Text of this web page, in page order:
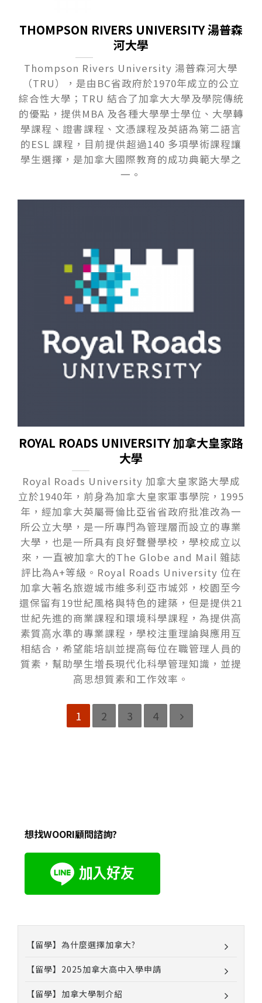
THOMPSON RIVERS UNIVERSITY 湯普森
河大學
Thompson Rivers University 湯普森河大學
（TRU），是由BC省政府於1970年成立的公立
綜合性⼤學；TRU 結合了加拿⼤⼤學及學院傳統
的優點，提供MBA 及各種⼤學學⼠學位、⼤學轉
學課程、證書課程、⽂憑課程及英語為第⼆語⾔
的ESL 課程，⽬前提供超過140 多項學術課程讓
學⽣選擇，是加拿⼤國際教育的成功典範⼤學之
⼀。
ROYAL ROADS UNIVERSITY 加拿⼤皇家路
⼤學
Royal Roads University 加拿⼤皇家路⼤學成
立於1940年，前⾝為加拿⼤皇家軍事學院，1995
年，經加拿⼤英屬哥倫比亞省省政府批准改為⼀
所公立⼤學，是⼀所專⾨為管理層⽽設立的專業
⼤學，也是⼀所具有良好聲譽學校，學校成立以
來，⼀直被加拿⼤的The Globe and Mail 雜誌
評比為A+等級。Royal Roads University 位在
加拿⼤著名旅遊城市維多利亞市城郊，校園⾄今
還保留有19世紀風格與特⾊的建築，但是提供21
世紀先進的商業課程和環境科學課程，為提供⾼
素質⾼⽔準的專業課程，學校注重理論與應⽤互
相結合，希望能培訓並提⾼每位在職管理⼈員的
質素，幫助學⽣増長現代化科學管理知識，並提
⾼思想質素和⼯作效率。
1 2 3 4
想找WOORI顧問諮詢?
【留學】為什麼選擇加拿大?
【留學】2025加拿大高中入學申請
【留學】加拿大學制介紹